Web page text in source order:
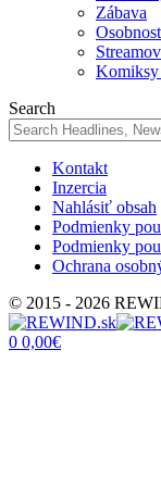
Zábava
Search
Kontakt
Inzercia
Nahlásiť obsah
Podmienky
Podmienky
Ochrana
© 2015 - 2026
0 0,00€